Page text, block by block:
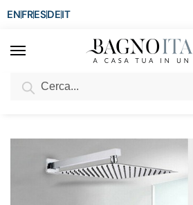
ENFRESDEIT
SCONTO del 3%